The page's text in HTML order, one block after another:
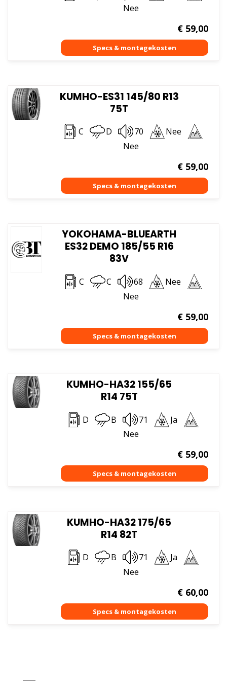
Nee
€59,00
KUMHO-ES31 145/80 R13
75T
C D 70
Nee
Nee
€59,00
YOKOHAMA-BLUEARTH
ES32 DEMO 185/55 R16
83V
C C 68
Nee
Nee
€59,00
KUMHO-HA32 155/65
R14 75T
D B 71
Ja
Nee
€59,00
KUMHO-HA32 175/65
R14 82T
D B 71
Ja
Nee
€60,00